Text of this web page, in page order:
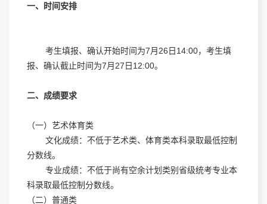
一、时间安排
考生填报、确认开始时间为7月26日14:00，考生填
报、确认截止时间为7月27日12:00。
二、成绩要求
（一）艺术体育类
文化成绩：不低于艺术类、体育类本科录取最低控制
分数线。
专业成绩：不低于尚有空余计划类别省级统考专业本
科录取最低控制分数线。
（二）普通类